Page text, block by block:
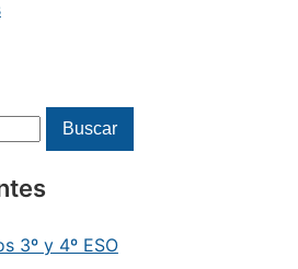
Buscar
3º y 4º ESO